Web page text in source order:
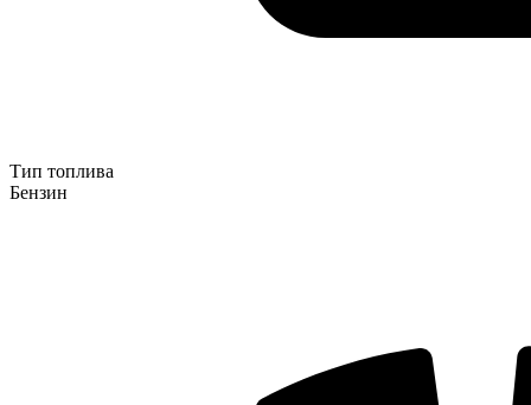
Тип топлива
Бензин